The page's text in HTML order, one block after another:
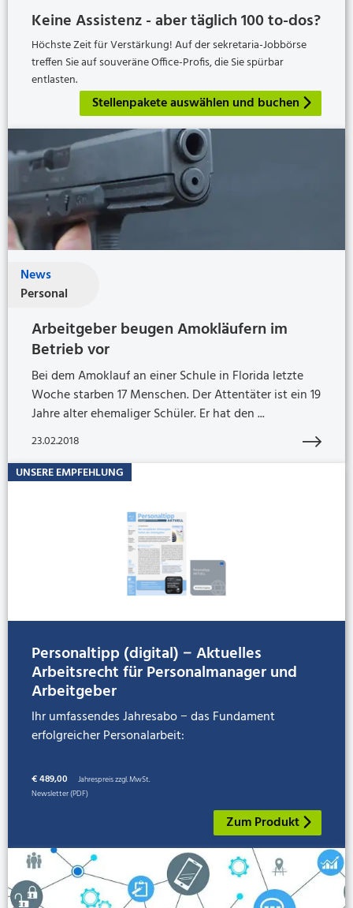
Keine Assistenz - aber täglich 100 to-dos?
Höchste Zeit für Verstärkung! Auf der sekretaria-Jobbörse
treffen Sie auf souveräne Office-Profis, die Sie spürbar
entlasten.
Stellenpakete auswählen und buchen
News
Personal
Arbeitgeber beugen Amokläufern im
Betrieb vor
Bei dem Amoklauf an einer Schule in Florida letzte
Woche starben 17 Menschen. Der Attentäter ist ein 19
Jahre alter ehemaliger Schüler. Er hat den ...
23.02.2018
UNSERE EMPFEHLUNG
Personaltipp (digital) − Aktuelles
Arbeitsrecht für Personalmanager und
Arbeitgeber
Ihr umfassendes Jahresabo − das Fundament
erfolgreicher Personalarbeit:
€ 489,00
Jahrespreis zzgl. MwSt.
Newsletter (PDF)
Zum Produkt